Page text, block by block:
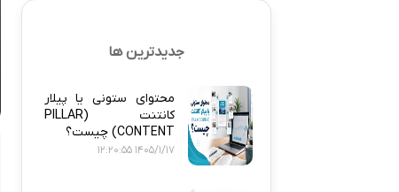
جدیدترین ها
محتوای ستونی یا پیلار
کانتنت (PILLAR
CONTENT) چیست؟
1405/1/17 12:20:55